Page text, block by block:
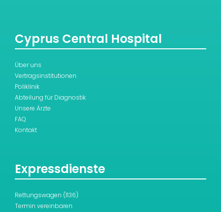
Cyprus Central Hospital
Über uns
Vertragsinstitutionen
Poliklinik
Abteilung für Diagnostik
Unsere Ärzte
FAQ
Kontakt
Expressdienste
Rettungswagen (1136)
Termin vereinbaren